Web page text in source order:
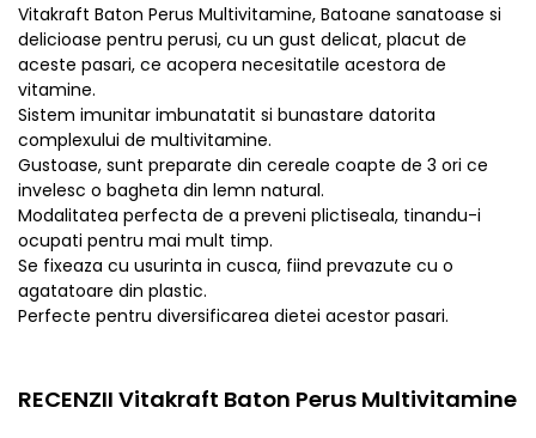
Vitakraft Baton Perus Multivitamine, Batoane sanatoase si
delicioase pentru perusi, cu un gust delicat, placut de
aceste pasari, ce acopera necesitatile acestora de
vitamine.
Sistem imunitar imbunatatit si bunastare datorita
complexului de multivitamine.
Gustoase, sunt preparate din cereale coapte de 3 ori ce
invelesc o bagheta din lemn natural.
Modalitatea perfecta de a preveni plictiseala, tinandu-i
ocupati pentru mai mult timp.
Se fixeaza cu usurinta in cusca, fiind prevazute cu o
agatatoare din plastic.
Perfecte pentru diversificarea dietei acestor pasari.
RECENZII Vitakraft Baton Perus Multivitamine